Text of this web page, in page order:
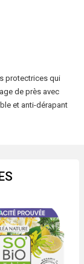
protectrices qui
de près avec
et anti-dérapant